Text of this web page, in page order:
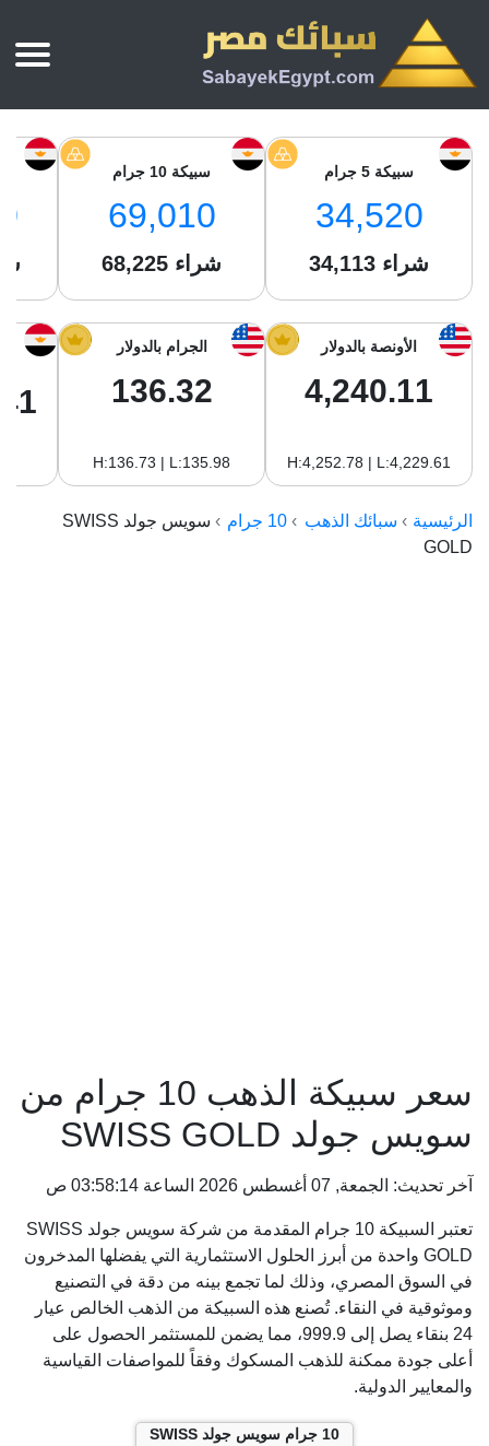
أسعار الذهب
سعر الذهب عيار 24
سعر جنيه الذهب
سبائك الذهب
بي تي سي
سام
سليمة جولد
سويس جولد
ماستر جولد
أسعار الفضة اليوم
سبائك الفضة
بي تي سي
جونير
نجم الدين
من نحن
سبيكة 5 جرام
34,520
34,113 شراء
سبيكة 10 جرام
69,010
68,225 شراء
الأونصة بالدولار
4,240.11
H:4,252.78 | L:4,229.61
الجرام بالدولار
136.32
H:136.73 | L:135.98
الرئيسية سبائك الذهب 10 جرام
سويس جولد SWISS
GOLD
سعر سبيكة الذهب 10 جرام من
سويس جولد SWISS GOLD
آخر تحديث: الجمعة, 07 أغسطس 2026 الساعة 03:58:14 ص
تعتبر السبيكة 10 جرام المقدمة من شركة سويس جولد SWISS
GOLD واحدة من أبرز الحلول الاستثمارية التي يفضلها المدخرون
في السوق المصري، وذلك لما تجمع بينه من دقة في التصنيع
وموثوقية في النقاء. تُصنع هذه السبيكة من الذهب الخالص عيار
24 بنقاء يصل إلى 999.9، مما يضمن للمستثمر الحصول على
أعلى جودة ممكنة للذهب المسكوك وفقاً للمواصفات القياسية
والمعايير الدولية.
10 جرام سويس جولد SWISS